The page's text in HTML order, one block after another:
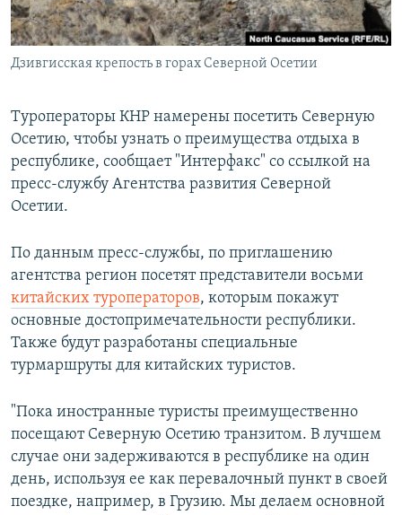
Все сайты РСЕ/РС
Дзивгисская крепость в горах Северной Осетии
Туроператоры КНР намерены посетить Северную
Осетию, чтобы узнать о преимущества отдыха в
республике, сообщает "Интерфакс" со ссылкой на
пресс-службу Агентства развития Северной
Осетии.
По данным пресс-службы, по приглашению
агентства регион посетят представители восьми
китайских туроператоров, которым покажут
основные достопримечательности республики.
Также будут разработаны специальные
турмаршруты для китайских туристов.
"Пока иностранные туристы преимущественно
посещают Северную Осетию транзитом. В лучшем
случае они задерживаются в республике на один
день, используя ее как перевалочный пункт в своей
поездке, например, в Грузию. Мы делаем основной